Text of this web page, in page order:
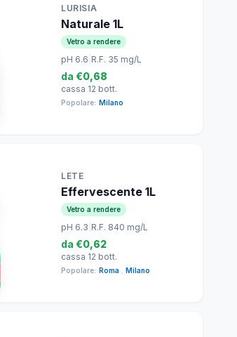
LURISIA
Naturale 1L
Vetro a rendere
pH 6.6 R.F. 35 mg/L
da €0,68
cassa 12 bott.
Popolare: Milano
LETE
Effervescente 1L
Vetro a rendere
pH 6.3 R.F. 840 mg/L
da €0,62
cassa 12 bott.
Popolare: Roma Milano